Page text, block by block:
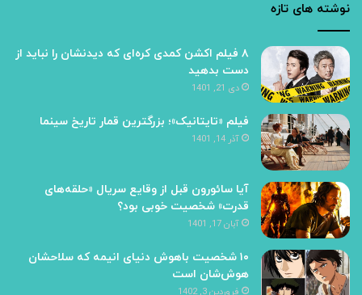
نوشته های تازه
۸ فیلم اکشن کمدی کره‌ای که دیدنشان را نباید از
دست بدهید
دی 21, 1401
فیلم «تایتانیک»؛ بزرگترین قمار تاریخ سینما
آذر 14, 1401
آیا سائورون قبل از وقایع سریال «حلقه‌های
قدرت» شخصیت خوبی بود؟
آبان 17, 1401
۱۰ شخصیت باهوش دنیای انیمه که سلاحشان
هوش‌شان است
فروردین 3, 1402